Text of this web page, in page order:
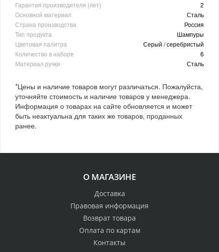
Гарантия производителя (лет)
2
Основной материал
Сталь
Страна производства
Россия
Тип продукта
Шампуры
Цветовая палитра
Серый / серебристый
Количество в наборе
6
Материал ручки
Сталь
*Цены и наличие товаров могут различаться. Пожалуйста,
уточняйте стоимость и наличие товаров у менеджера.
Информация о товарах на сайте обновляется и может
быть неактуальна для таких же товаров, проданных
ранее.
О МАГАЗИНЕ
Доставка
Правовая информация
Возврат товара
Оплата по картам
Контакты